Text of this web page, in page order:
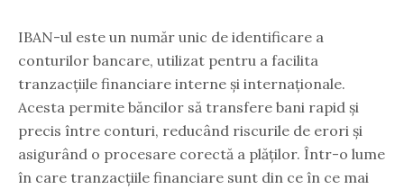
IBAN-ul este un număr unic de identificare a
conturilor bancare, utilizat pentru a facilita
tranzacțiile financiare interne și internaționale.
Acesta permite băncilor să transfere bani rapid și
precis între conturi, reducând riscurile de erori și
asigurând o procesare corectă a plăților. Într-o lume
în care tranzacțiile financiare sunt din ce în ce mai